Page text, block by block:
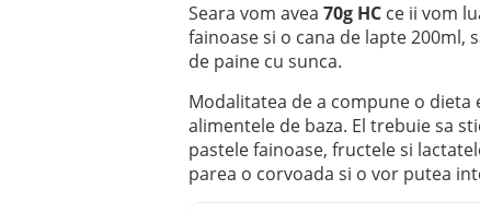
Seara vom avea 70g HC ce ii vom
fainoase si o cana de lapte 200ml,
de paine cu sunca.
Modalitatea de a compune o
alimentele de baza. El trebuie sa
pastele fainoase, fructele si
parea o corvoada si o vor putea